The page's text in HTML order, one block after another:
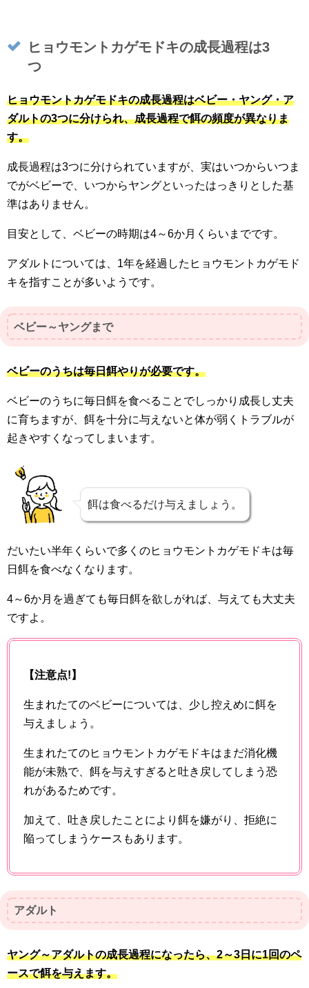
ヒョウモントカゲモドキの成長過程は3
つ
ヒョウモントカゲモドキの成長過程はベビー・ヤング・ア
ダルトの3つに分けられ、成長過程で餌の頻度が異なりま
す。
成長過程は3つに分けられていますが、実はいつからいつま
でがベビーで、いつからヤングといったはっきりとした基
準はありません。
目安として、ベビーの時期は4～6か月くらいまでです。
アダルトについては、1年を経過したヒョウモントカゲモド
キを指すことが多いようです。
ベビー～ヤングまで
ベビーのうちは毎日餌やりが必要です。
ベビーのうちに毎日餌を食べることでしっかり成長し丈夫
に育ちますが、餌を十分に与えないと体が弱くトラブルが
起きやすくなってしまいます。
餌は食べるだけ与えましょう。
だいたい半年くらいで多くのヒョウモントカゲモドキは毎
日餌を食べなくなります。
4～6か月を過ぎても毎日餌を欲しがれば、与えても大丈夫
ですよ。
【注意点!】
生まれたてのベビーについては、少し控えめに餌を
与えましょう。
生まれたてのヒョウモントカゲモドキはまだ消化機
能が未熟で、餌を与えすぎると吐き戻してしまう恐
れがあるためです。
加えて、吐き戻したことにより餌を嫌がり、拒絶に
陥ってしまうケースもあります。
アダルト
ヤング～アダルトの成長過程になったら、2～3日に1回のペ
ースで餌を与えます。